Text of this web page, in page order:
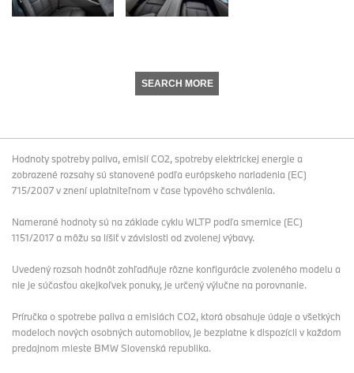
SEARCH MORE
Hodnoty spotreby paliva, emisií CO2, spotreby elektrickej energie a
zobrazené rozsahy sú stanovené podľa európskeho nariadenia (EC)
715/2007 v znení uplatniteľnom v čase typového schválenia.
Namerané hodnoty sú na základe cyklu WLTP podľa smernice (EC)
1151/2017 a môžu sa líšiť v závislosti od zvolenej výbavy.
Uvedený rozsah hodnôt zohľadňuje rôzne konfigurácie zvoleného modelu a
nie je súčasťou akejkoľvek ponuky, je určený výlučne na porovnanie.
Príručka o spotrebe paliva a emisiách CO2, ktorá obsahuje údaje o všetkých
modeloch nových osobných automobilov, je bezplatne k dispozícii v každom
predajnom mieste BMW Slovenská republika.